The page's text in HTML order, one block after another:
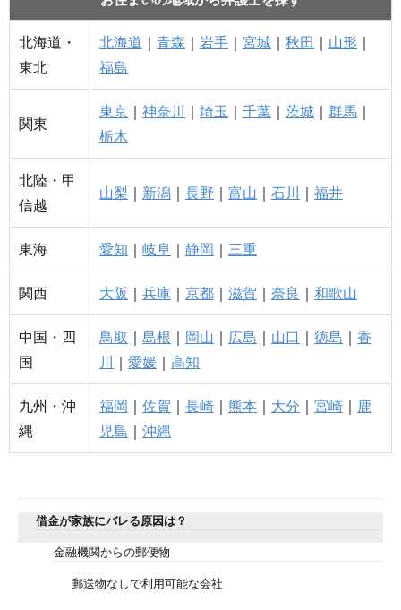
北海道・
東北
北海道 ｜ 青森 ｜ 岩手 ｜ 宮城 ｜ 秋田 ｜ 山形 ｜
福島
関東
東京 ｜ 神奈川 ｜ 埼玉 ｜ 千葉 ｜ 茨城 ｜ 群馬 ｜
栃木
北陸・甲
信越
山梨 ｜ 新潟 ｜ 長野 ｜ 富山 ｜ 石川 ｜ 福井
東海 愛知 ｜ 岐阜 ｜ 静岡 ｜ 三重
関西 大阪 ｜ 兵庫 ｜ 京都 ｜ 滋賀 ｜ 奈良 ｜ 和歌山
中国・四
国
鳥取 ｜ 島根 ｜ 岡山 ｜ 広島 ｜ 山口 ｜ 徳島 ｜ 香
川 ｜ 愛媛 ｜ 高知
九州・沖
縄
福岡 ｜ 佐賀 ｜ 長崎 ｜ 熊本 ｜ 大分 ｜ 宮崎 ｜ 鹿
児島 ｜ 沖縄
借金が家族にバレる原因は？
金融機関からの郵便物
郵送物なしで利用可能な会社